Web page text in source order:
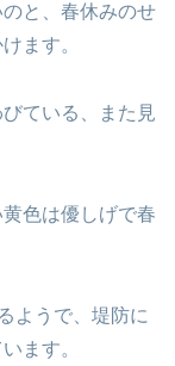
と、春休みのせ
ます。
ている、また見
色は優しげで春
ようで、堤防に
ます。